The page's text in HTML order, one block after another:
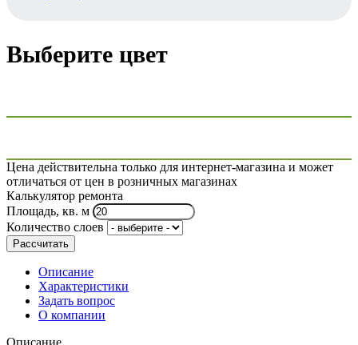
Выберите цвет
Цена действительна только для интернет-магазина и может
отличаться от цен в розничных магазинах
Калькулятор ремонта
Площадь, кв. м
Количество слоев
Рассчитать
Описание
Характеристики
Задать вопрос
О компании